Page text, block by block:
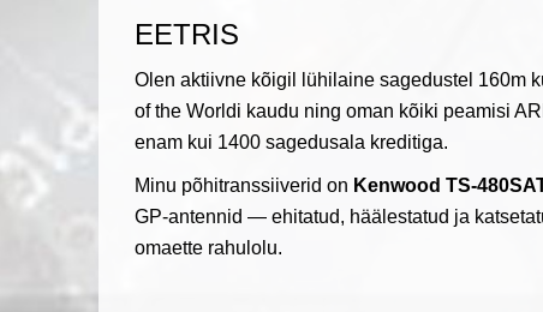
EETRIS
Olen aktiivne kõigil lühilaine sagedustel 160m
of the Worldi kaudu ning oman kõiki peamisi
enam kui 1400 sagedusala kreditiga.
Minu põhitranssiiverid on Kenwood TS-
GP-antennid — ehitatud, häälestatud ja
omaette rahulolu.